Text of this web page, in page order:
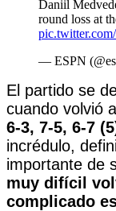
Daniil
round loss at
— ESPN
El partido se
cuando volvió
6-3, 7-5, 6-7
incrédulo,
importante de
muy difícil
complicado